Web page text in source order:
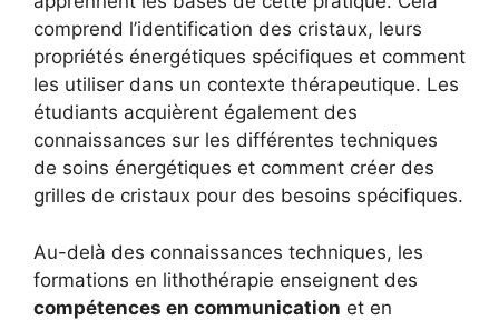
comprend l’identification des cristaux, leurs
propriétés énergétiques spécifiques et comment
les utiliser dans un contexte thérapeutique. Les
étudiants acquièrent également des
connaissances sur les différentes techniques
de soins énergétiques et comment créer des
grilles de cristaux pour des besoins spécifiques.
Au-delà des connaissances techniques, les
formations en lithothérapie enseignent des
compétences en communication et en